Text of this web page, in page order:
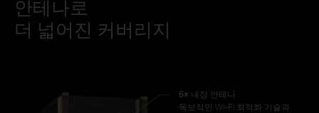
안테나로
더 넓어진 커버리지
6× 내장 안테나
독보적인 Wi-Fi 최적화 기술과